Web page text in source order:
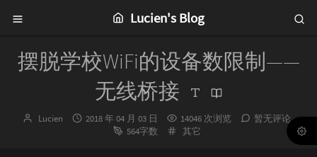
Lucien's Blog
摆脱学校WiFi的设备数限制——
无线桥接
博
Lucien
发
2018 年 04 月 03 日 14046 次浏览
暂无评论
564字数
分
其它